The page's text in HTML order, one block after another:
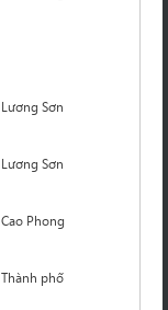
Sơn
Sơn
Phong
phố